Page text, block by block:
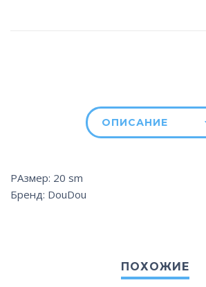
ОПИСАНИЕ
РАзмер: 20 sm
Бренд: DouDou
ПОХОЖИЕ